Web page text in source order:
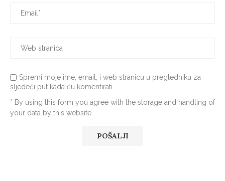
Spremi moje ime, email, i web stranicu u pregledniku za
sljedeći put kada ću komentirati.
* By using this form you agree with the storage and handling of
your data by this website.